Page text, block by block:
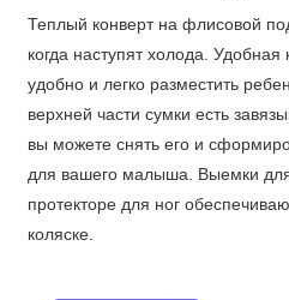
Теплый конверт на флисовой
когда наступят холода.
удобно и легко разместить
верхней части сумки есть
вы можете снять его и
для вашего малыша. Выемки для
протекторе для ног
коляске.